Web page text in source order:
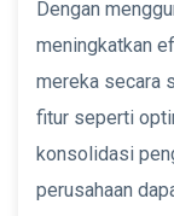
Dengan
meningkatkan
mereka secara
fitur seperti
konsolidasi
perusahaan